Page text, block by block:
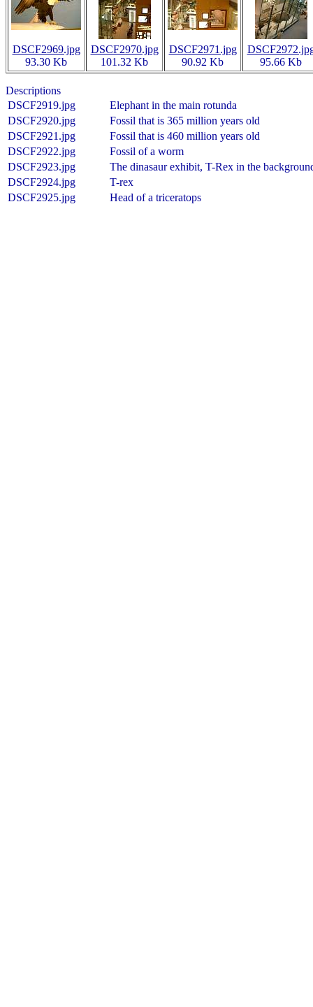
DSCF2969.jpg
93.30 Kb
DSCF2970.jpg
101.32 Kb
DSCF2971.jpg
90.92 Kb
95.66 Kb
Descriptions
DSCF2919.jpg
Elephant in the main rotunda
DSCF2920.jpg
Fossil that is 365 million years old
DSCF2921.jpg
Fossil that is 460 million years old
DSCF2922.jpg
Fossil of a worm
DSCF2923.jpg
The dinasaur exhibit, T-Rex in the
DSCF2924.jpg
T-rex
DSCF2925.jpg
Head of a triceratops